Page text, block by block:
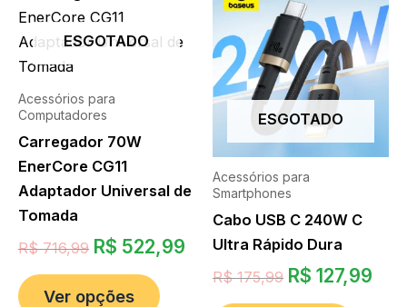
ESGOTADO
Acessórios para
Computadores
Carregador 70W
EnerCore CG11
Adaptador Universal de
Tomada
R$716,99 R$ 522,99
Ver opções
ESGOTADO
Acessórios para
Smartphones
Cabo USB C 240W C
Ultra Rápido Dura
R$175,99 R$ 127,99